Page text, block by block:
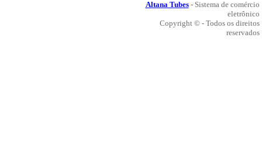
Altana Tubes- Sistema de comércio
eletrônico
Copyright © - Todos os direitos
reservados